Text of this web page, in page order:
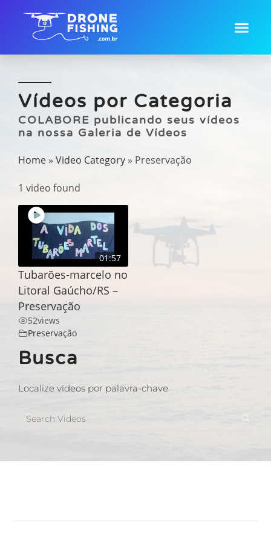
Vídeos por Categoria
COLABORE publicando seus vídeos
na nossa Galeria de Vídeos
Home » Video Category » Preservação
1 video found
01:57
Tubarões-marcelo no
Litoral Gaúcho/RS –
Preservação
52views
Preservação
Busca
Localize vídeos por palavra-chave